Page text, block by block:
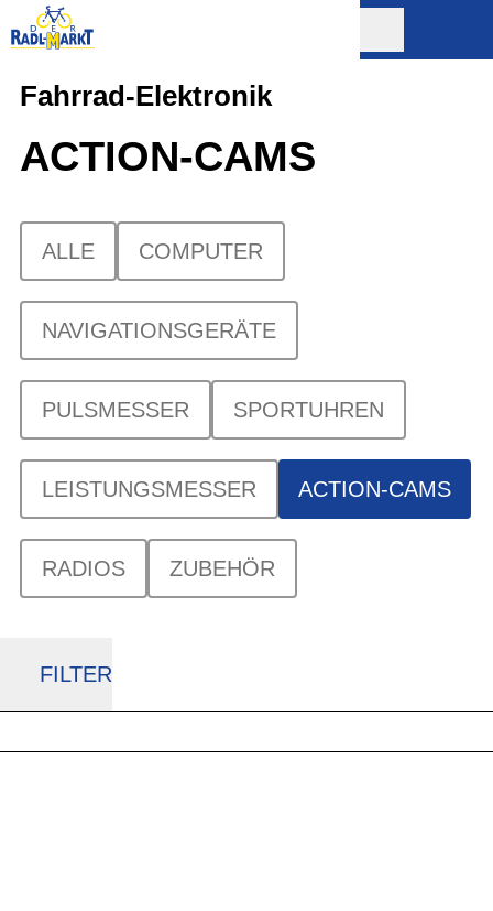
Fahrrad-Elektronik
ACTION-CAMS
ALLE COMPUTER
NAVIGATIONSGERÄTE
PULSMESSER SPORTUHREN
LEISTUNGSMESSER ACTION-CAMS
RADIOS ZUBEHÖR
FILTER